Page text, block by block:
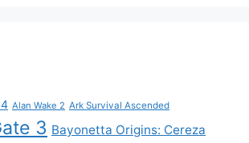
Alan Wake 2 Ark Survival Ascended
3 Bayonetta Origins: Cereza